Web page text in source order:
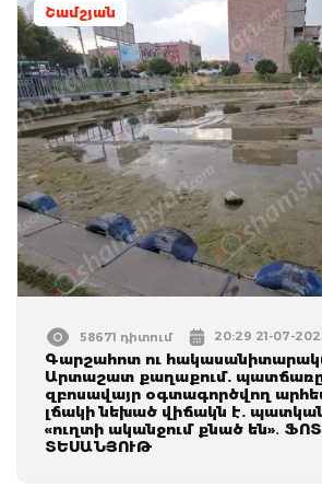
Շամշյան
58671 դիտում 20:29 21-07-
Գարշահոտ ու
Արտաշատ քաղաքում. պատճառը
զբոսավայր օգտագործվող
լճակի նեխած վիճակն է.
«ուղտի ականջում քնած են»․
ՏԵՍԱՆՅՈՒԹ